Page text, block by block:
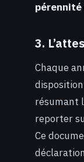
3.
Chaque
résumant
reporter
Ce